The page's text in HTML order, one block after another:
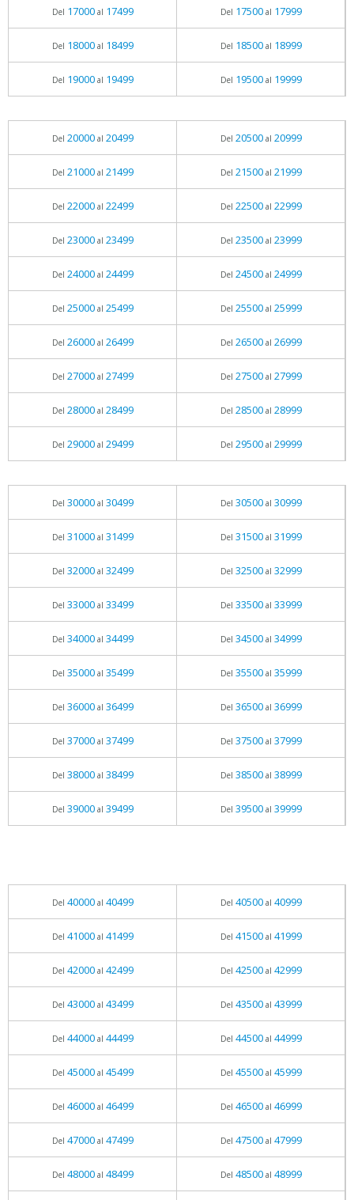
Del 17000al 17499 Del 17500al 17999
Del 18000al 18499 Del 18500al 18999
Del 19000al 19499 Del 19500al 19999
Del 20000al 20499 Del 20500al 20999
Del 21000al 21499 Del 21500al 21999
Del 22000al 22499 Del 22500al 22999
Del 23000al 23499 Del 23500al 23999
Del 24000al 24499 Del 24500al 24999
Del 25000al 25499 Del 25500al 25999
Del 26000al 26499 Del 26500al 26999
Del 27000al 27499 Del 27500al 27999
Del 28000al 28499 Del 28500al 28999
Del 29000al 29499 Del 29500al 29999
Del 30000al 30499 Del 30500al 30999
Del 31000al 31499 Del 31500al 31999
Del 32000al 32499 Del 32500al 32999
Del 33000al 33499 Del 33500al 33999
Del 34000al 34499 Del 34500al 34999
Del 35000al 35499 Del 35500al 35999
Del 36000al 36499 Del 36500al 36999
Del 37000al 37499 Del 37500al 37999
Del 38000al 38499 Del 38500al 38999
Del 39000al 39499 Del 39500al 39999
Del 40000al 40499 Del 40500al 40999
Del 41000al 41499 Del 41500al 41999
Del 42000al 42499 Del 42500al 42999
Del 43000al 43499 Del 43500al 43999
Del 44000al 44499 Del 44500al 44999
Del 45000al 45499 Del 45500al 45999
Del 46000al 46499 Del 46500al 46999
Del 47000al 47499 Del 47500al 47999
Del 48000al 48499 Del 48500al 48999